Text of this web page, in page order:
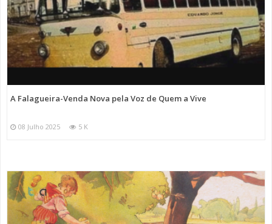
A Falagueira-Venda Nova pela Voz de Quem a Vive
08 Julho 2025 5 K